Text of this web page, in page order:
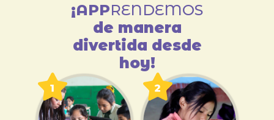
¡APPRENDEMOS
de manera
divertida desde
hoy!